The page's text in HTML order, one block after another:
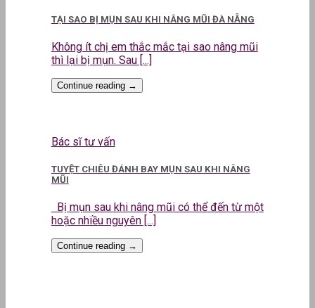
TẠI SAO BỊ MỤN SAU KHI NÂNG MŨI ĐÀ NẴNG
Không ít chị em thắc mắc tại sao nâng mũi
thì lại bị mụn. Sau [...]
Continue reading →
Bác sĩ tư vấn
TUYỆT CHIÊU ĐÁNH BAY MỤN SAU KHI NÂNG
MŨI
Bị mụn sau khi nâng mũi có thể đến từ một
hoặc nhiều nguyên [...]
Continue reading →